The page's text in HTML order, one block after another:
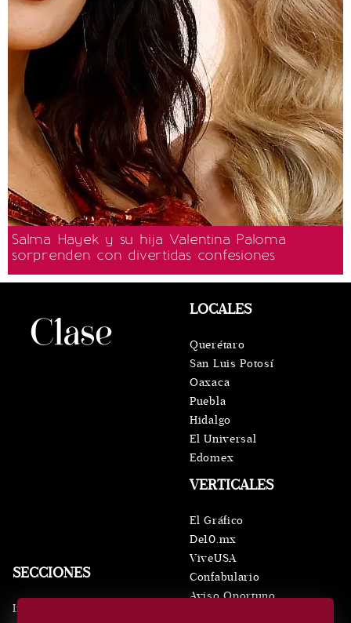
Salma Hayek y su hija Valentina Paloma
sorprenden con divertidas confesiones
SECCIONES
Inicio
VERTICALES
El Gráfico
De10.mx
ViveUSA
Confabulario
Aviso Oportuno
LOCALES
Querétaro
San Luis Potosí
Oaxaca
Puebla
Hidalgo
El Universal
Edomex